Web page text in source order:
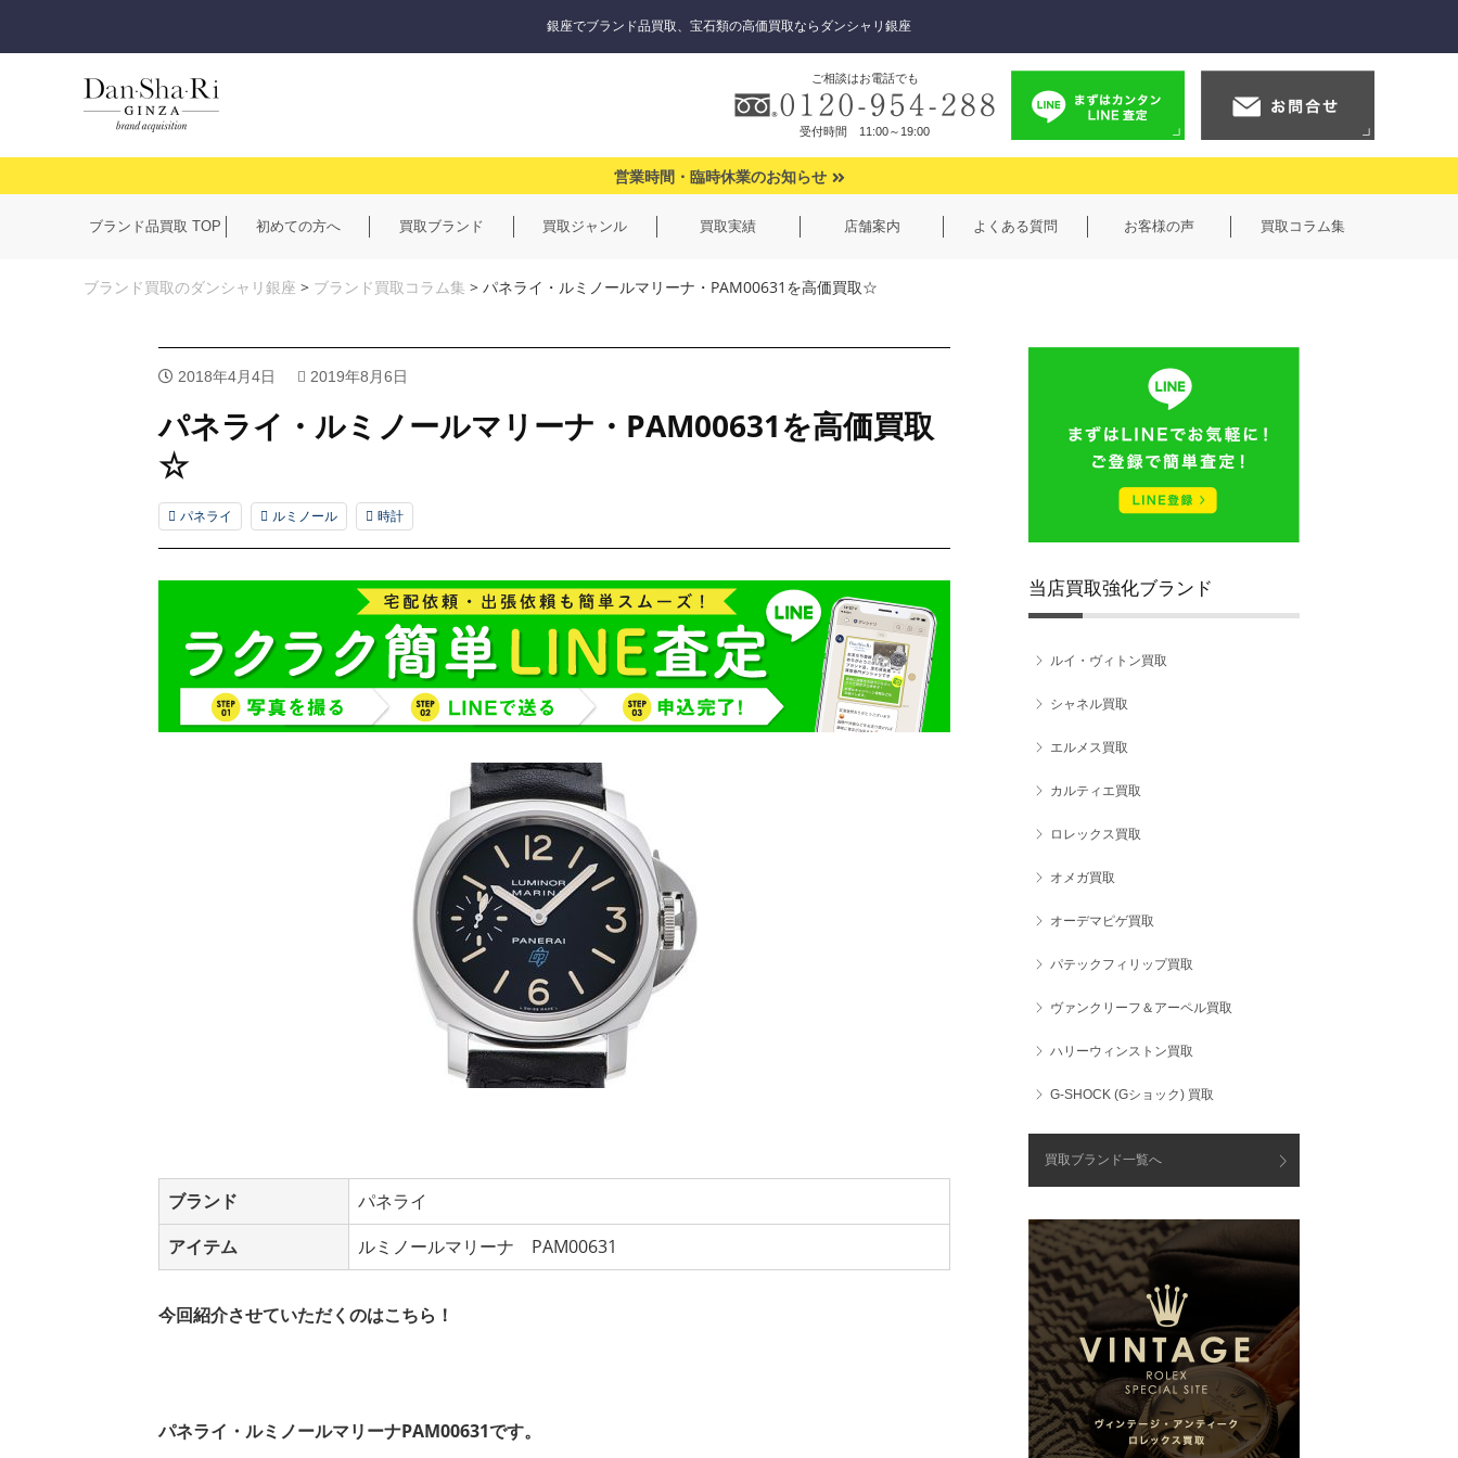
銀座でブランド品買取、宝石類の高価買取ならダンシャリ銀座
ご相談はお電話でも
受付時間 11:00～19:00
営業時間・臨時休業のお知らせ
ブランド品買取 TOP 初めての方へ 買取ブランド 買取ジャンル 買取実績 店舗案内 よくある質問 お客様の声 買取コラム集
ブランド買取のダンシャリ銀座 > ブランド買取コラム集 > パネライ・ルミノールマリーナ・PAM00631を高価買取☆
2018年4月4日 2019年8月6日
パネライ・ルミノールマリーナ・PAM00631を高価買取
☆
パネライ ルミノール 時計
ブランド
パネライ
アイテム
ルミノールマリーナ PAM00631
今回紹介させていただくのはこちら！
パネライ・ルミノールマリーナPAM00631です。
当店買取強化ブランド
ルイ・ヴィトン買取
シャネル買取
エルメス買取
カルティエ買取
ロレックス買取
オメガ買取
オーデマピゲ買取
パテックフィリップ買取
ヴァンクリーフ＆アーペル買取
ハリーウィンストン買取
G-SHOCK (Gショック) 買取
買取ブランド一覧へ